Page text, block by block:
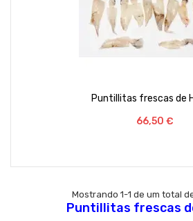
Puntillitas frescas de
Preço
66,50 €
Mostrando 1-1 de um total
Puntillitas frescas